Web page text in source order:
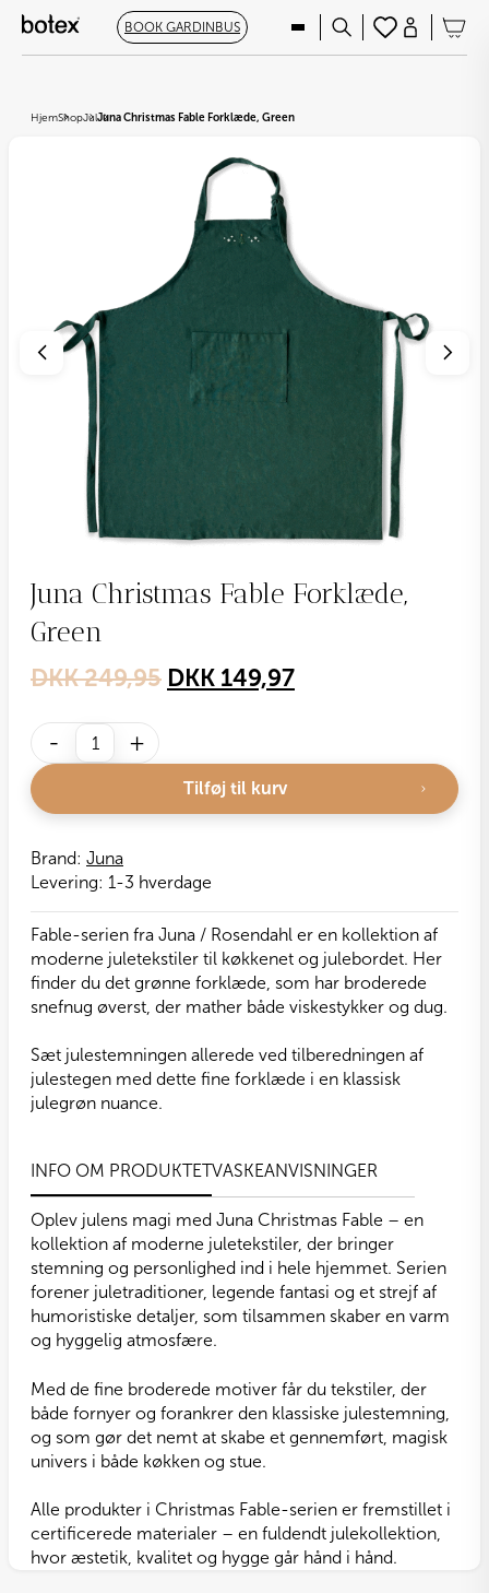
BOOK GARDINBUS
HjemShopJulJuna Christmas Fable Forklæde, Green
Juna Christmas Fable Forklæde,
Green
Brand: Juna
Levering: 1-3 hverdage
Fable-serien fra Juna / Rosendahl er en kollektion af
moderne juletekstiler til køkkenet og julebordet. Her
finder du det grønne forklæde, som har broderede
snefnug øverst, der mather både viskestykker og dug.
Sæt julestemningen allerede ved tilberedningen af
julestegen med dette fine forklæde i en klassisk
julegrøn nuance.
DKK249,95 Original
DKK 249,95.
DKK 149,97Current
-
Juna
Christmas
Fable
Forklæde,
antal
+
Tilføj til kurv
INFO OM PRODUKTETVASKEANVISNINGER
Oplev julens magi med Juna Christmas Fable – en
kollektion af moderne juletekstiler, der bringer
stemning og personlighed ind i hele hjemmet. Serien
forener juletraditioner, legende fantasi og et strejf af
humoristiske detaljer, som tilsammen skaber en varm
og hyggelig atmosfære.
Med de fine broderede motiver får du tekstiler, der
både fornyer og forankrer den klassiske julestemning,
og som gør det nemt at skabe et gennemført, magisk
univers i både køkken og stue.
Alle produkter i Christmas Fable-serien er fremstillet i
certificerede materialer – en fuldendt julekollektion,
hvor æstetik, kvalitet og hygge går hånd i hånd.